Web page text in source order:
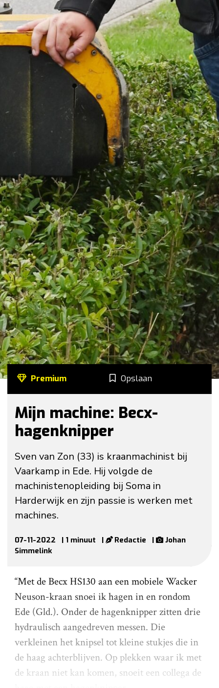
Premium Opslaan
Mijn machine: Becx-
hagenknipper
Sven van Zon (33) is kraanmachinist bij
Vaarkamp in Ede. Hij volgde de
machinistenopleiding bij Soma in
Harderwijk en zijn passie is werken met
machines.
07-11-2022 | 1 minuut | Redactie |
Johan
Simmelink
“Met de Becx HS130 aan een mobiele Wacker
Neuson-kraan snoei ik hagen in en rondom
Ede (Gld.). Onder de hagenknipper zitten drie
hydraulisch aangedreven messen. Die
verkleinen het knipsel tot kleine stukjes die in
de haag achterblijven. Op plekken waar ik met
de kraan niet kan komen, snoeit een collega de